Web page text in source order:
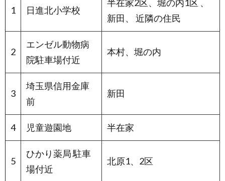
1 日進北小学校
半在家2区、堀の内1区 、
新田、 近隣の住民
2
エンゼル動物病
院駐車場付近
本村、堀の内
3
埼玉県信用金庫
前
新田
4 児童遊園地 半在家
5
ひかり薬局 駐車
場付近
北原1、2区